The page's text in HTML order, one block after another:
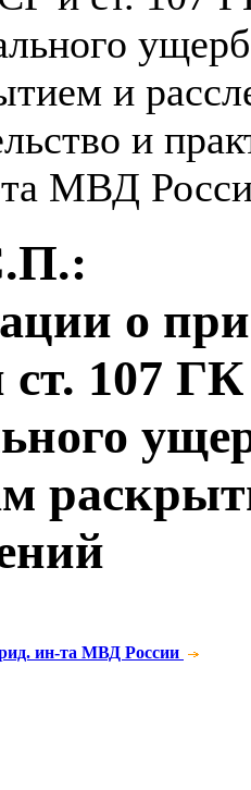
и
и
МВД
:
о
107 ГК
ин-та МВД России